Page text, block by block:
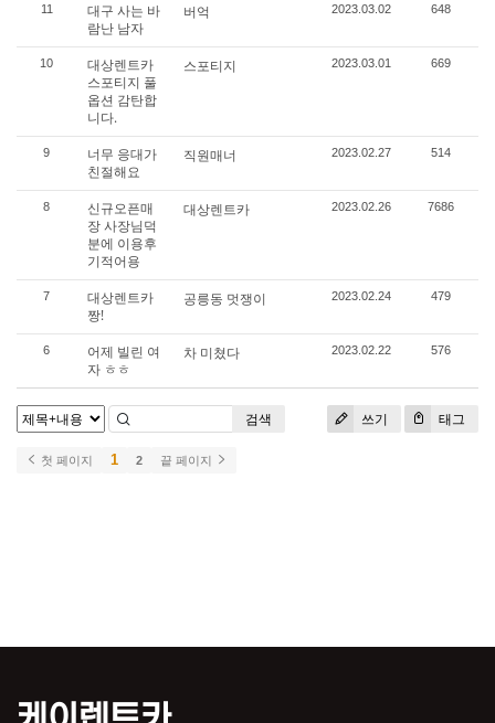
11
대구 사는 바
람난 남자
버억 2023.03.02 648
10
대상렌트카
스포티지 풀
옵션 감탄합
니다.
스포티지 2023.03.01 669
9
너무 응대가
친절해요
직원매너 2023.02.27 514
8
신규오픈매
장 사장님덕
분에 이용후
기적어용
대상렌트카 2023.02.26 7686
7
대상렌트카
짱!
공릉동 멋쟁이 2023.02.24 479
6
어제 빌린 여
자 ㅎㅎ
차 미쳤다 2023.02.22 576
쓰기 태그
검색
첫 페이지 1 2 끝 페이지